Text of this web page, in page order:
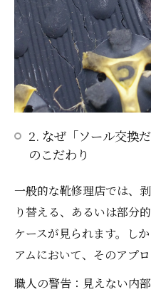
2. なぜ「ソール交換
のこだわり
一般的な靴修理店では、
り替える、あるいは部分
ケースが見られます。し
アムにおいて、そのアプ
職人の警告：見えない内